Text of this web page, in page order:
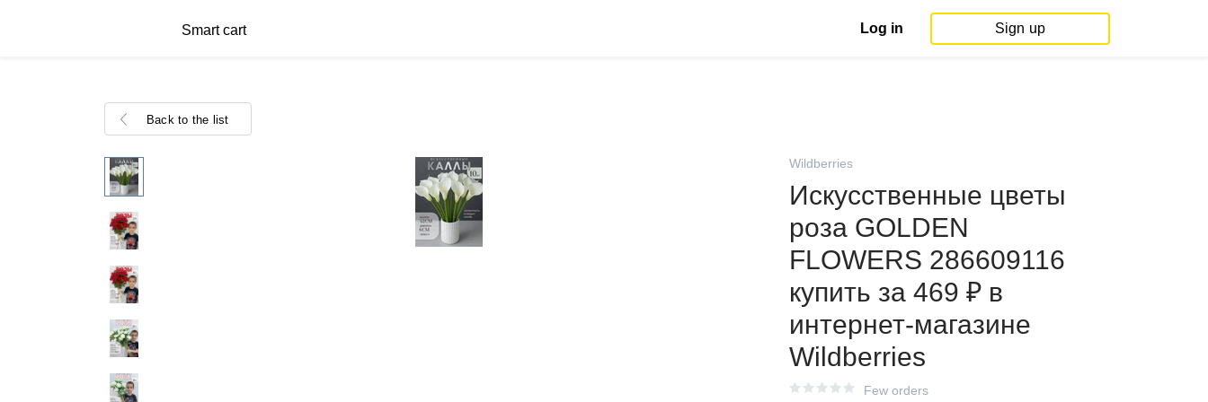
Smart cart Log in Sign up
Back to the list
Wildberries
Искусственные цветы
роза GOLDEN
FLOWERS 286609116
купить за 469 ₽ в
интернет‑магазине
Wildberries
Few orders